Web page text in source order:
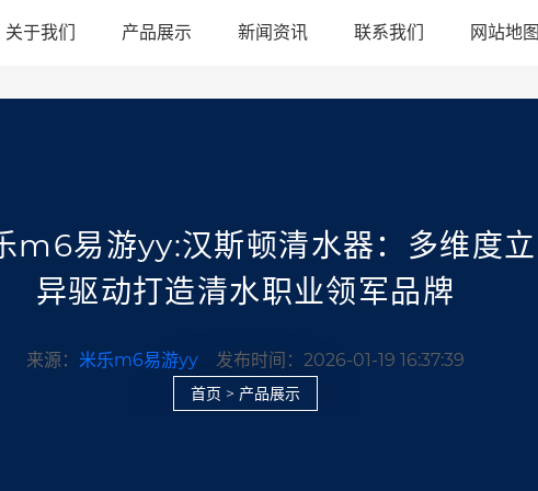
关于我们 产品展示 新闻资讯 联系我们 网站地图
m6易游yy:汉斯顿清水器：多维度立
异驱动打造清水职业领军品牌
来源： 米乐m6易游yy 发布时间：2026-01-19 16:37:39
首页 > 产品展示